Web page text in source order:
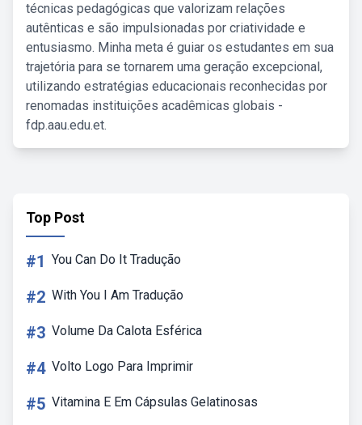
técnicas pedagógicas que valorizam relações
autênticas e são impulsionadas por criatividade e
entusiasmo. Minha meta é guiar os estudantes em sua
trajetória para se tornarem uma geração excepcional,
utilizando estratégias educacionais reconhecidas por
renomadas instituições acadêmicas globais -
fdp.aau.edu.et.
Top Post
#1 You Can Do It Tradução
#2 With You I Am Tradução
#3 Volume Da Calota Esférica
#4 Volto Logo Para Imprimir
#5 Vitamina E Em Cápsulas Gelatinosas